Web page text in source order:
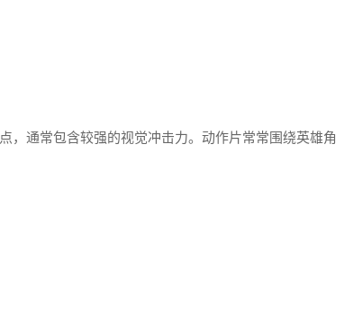
，通常包含较强的视觉冲击力。动作片常常围绕英雄角